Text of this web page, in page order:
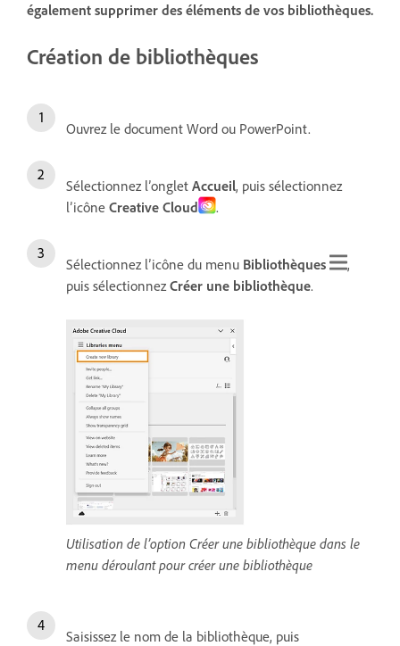
également supprimer des éléments de vos bibliothèques.
Création de bibliothèques
Ouvrez le document Word ou PowerPoint.
Sélectionnez l’onglet Accueil, puis sélectionnez
l’icône Creative Cloud .
Sélectionnez l’icône du menu Bibliothèques
,
puis sélectionnezCréer une bibliothèque.
Utilisation de l’option Créer une bibliothèque dans le
menu déroulant pour créer une bibliothèque
Saisissez le nom de la bibliothèque, puis